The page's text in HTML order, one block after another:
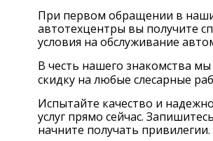
КОРП.КЛИЕНТАМ
ЦЕНЫ
ЗАПЧАСТИ
ОТЗЫВЫ
КОНТАКТЫ
При первом обращении в
автотехцентры вы получите
условия на обслуживание
В честь нашего знакомства
скидку на любые слесарные
Испытайте качество и
услуг прямо сейчас.
начните получать привилегии.